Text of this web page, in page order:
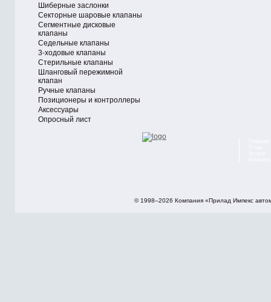
Шиберные заслонки
Секторные шаровые клапаны
Сегментные дисковые
клапаны
Седельные клапаны
3-ходовые клапаны
Стерильные клапаны
Шланговый пережимной
клапан
Ручные клапаны
Позиционеры и контроллеры
Аксессуары
Опросный лист
© 1998–2026 Компания «Прилад Импекс